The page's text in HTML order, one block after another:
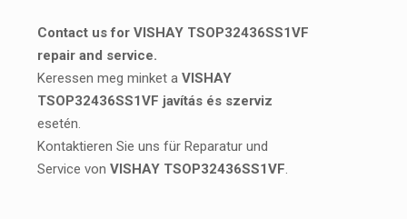
Contact us for VISHAY TSOP32436SS1VF
repair and service.
Keressen meg minket a VISHAY
TSOP32436SS1VF javítás és szerviz
esetén.
Kontaktieren Sie uns für Reparatur und
Service von VISHAY TSOP32436SS1VF.